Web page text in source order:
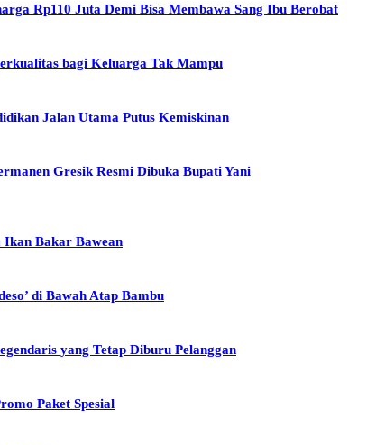
Rp110 Juta Demi Bisa Membawa Sang Ibu Berobat
bagi Keluarga Tak Mampu
Jalan Utama Putus Kemiskinan
Gresik Resmi Dibuka Bupati Yani
Ikan Bakar Bawean
di Bawah Atap Bambu
yang Tetap Diburu Pelanggan
Paket Spesial